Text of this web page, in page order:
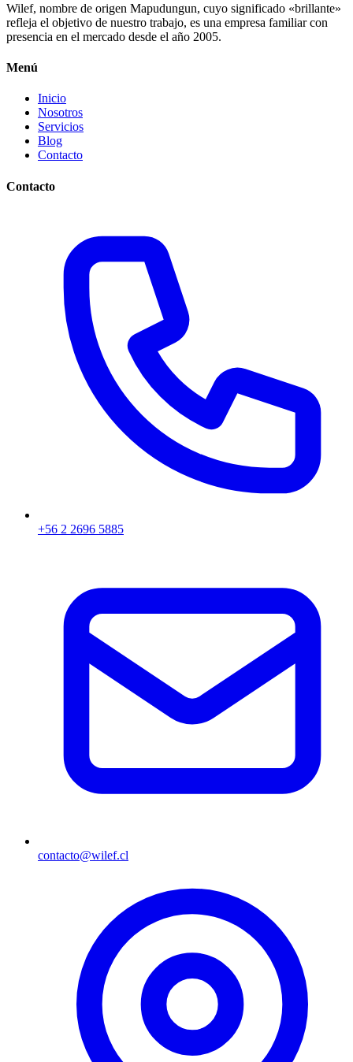
Wilef, nombre de origen Mapudungun, cuyo significado «brillante»
refleja el objetivo de nuestro trabajo, es una empresa familiar con
presencia en el mercado desde el año 2005.
Menú
Inicio
Nosotros
Servicios
Blog
Contacto
Contacto
+56 2 2696 5885
contacto@wilef.cl